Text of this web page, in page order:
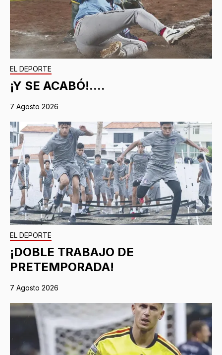
EL DEPORTE
¡Y SE ACABÓ!....
7 Agosto 2026
EL DEPORTE
¡DOBLE TRABAJO DE
PRETEMPORADA!
7 Agosto 2026